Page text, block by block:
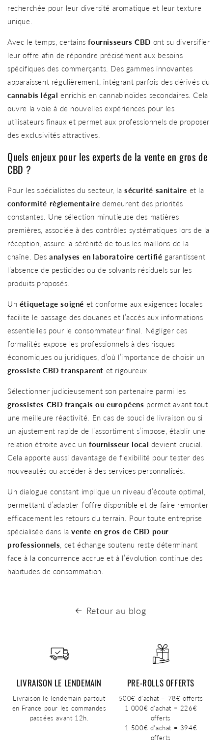
recherchée pour leur diversité aromatique et leur texture
unique.
Avec le temps, certainsfournisseurs CBD ont su diversifier
leur offre afin de répondre précisément aux besoins
spécifiques des commerçants. Des gammes innovantes
apparaissent régulièrement, intégrant parfois des dérivés du
cannabis légal enrichis en cannabinoïdes secondaires. Cela
ouvre la voie à de nouvelles expériences pour les
utilisateurs finaux et permet aux professionnels de proposer
des exclusivités attractives.
Quels enjeux pour les experts de la vente en gros de
CBD ?
Pour les spécialistes du secteur, lasécurité sanitaire et la
conformité règlementaire demeurent des priorités
constantes. Une sélection minutieuse des matières
premières, associée à des contrôles systématiques lors de la
réception, assure la sérénité de tous les maillons de la
chaîne. Desanalyses en laboratoire certifié garantissent
l’absence de pesticides ou de solvants résiduels sur les
produits proposés.
Un étiquetage soigné et conforme aux exigences locales
facilite le passage des douanes et l’accès aux informations
essentielles pour le consommateur final. Négliger ces
formalités expose les professionnels à des risques
économiques ou juridiques, d’où l’importance de choisir un
grossiste CBD transparent et rigoureux.
Sélectionner judicieusement son partenaire parmi les
grossistes CBD français ou européens permet avant tout
une meilleure réactivité. En cas de souci de livraison ou si
un ajustement rapide de l’assortiment s’impose, établir une
relation étroite avec unfournisseur local devient crucial.
Cela apporte aussi davantage de flexibilité pour tester des
nouveautés ou accéder à des services personnalisés.
Un dialogue constant implique un niveau d’écoute optimal,
permettant d’adapter l’offre disponible et de faire remonter
efficacement les retours du terrain. Pour toute entreprise
spécialisée dans la vente en gros de CBD pour
professionnels , cet échange soutenu reste déterminant
face à la concurrence accrue et à l’évolution continue des
habitudes de consommation.
Retour au blog
LIVRAISON LE LENDEMAIN
Livraison le lendemain partout
en France pour les commandes
passées avant 12h.
PRE-ROLLS OFFERTS
500€ d'achat = 78€ offerts
1 000€ d'achat = 226€
offerts
1 500€ d'achat = 394€
offerts